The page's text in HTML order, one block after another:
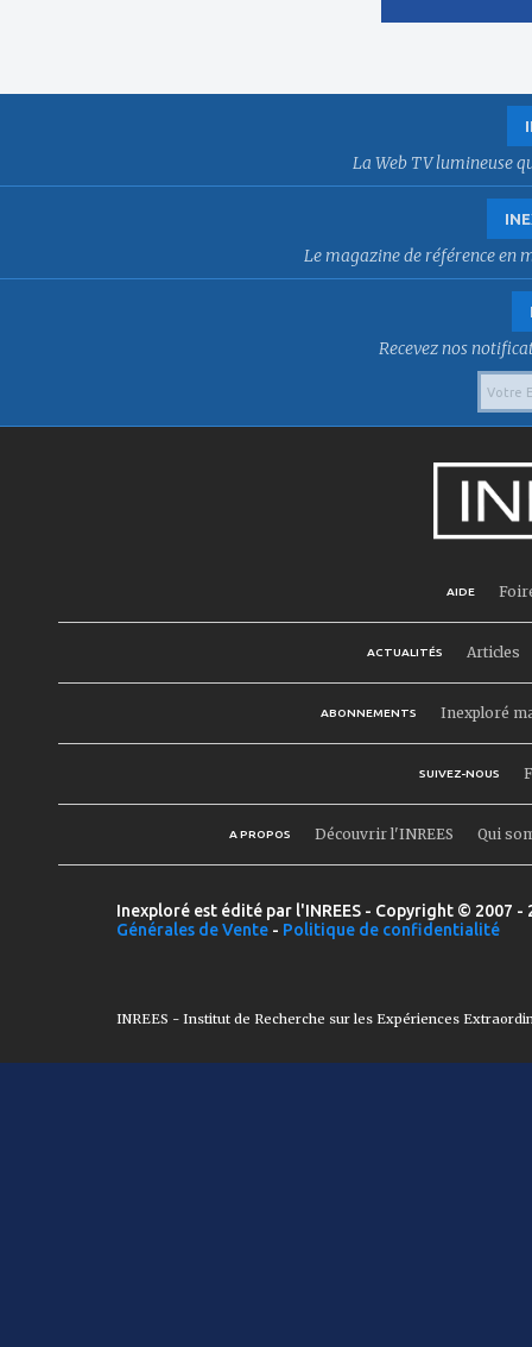
La Web TV lumineuse
Le magazine de référence en
Recevez nos
AIDE
ACTUALITÉS Articles
ABONNEMENTS Inexploré
SUIVEZ-NOUS
A PROPOS Découvrir l'INREES Qui
Inexploré est édité par l'INREES - Copyright © 2007
Générales de Vente - Politique de confidentialité
INREES - Institut de Recherche sur les Expériences